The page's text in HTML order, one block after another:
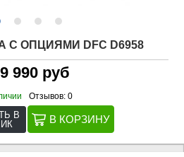
ОПЦИЯМИ DFC D6958
990 руб
Отзывов: 0
В